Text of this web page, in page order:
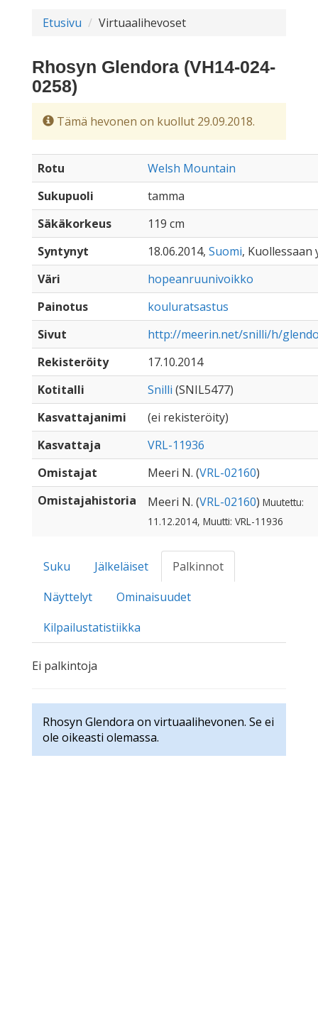
Etusivu Virtuaalihevoset
Rhosyn Glendora (VH14-024-
0258)
Tämä hevonen on kuollut 29.09.2018.
Rotu
Welsh Mountain
Sukupuoli
tamma
Säkäkorkeus
119 cm
Syntynyt
18.06.2014, Suomi, Kuollessaan
Väri
hopeanruunivoikko
Painotus
kouluratsastus
Sivut
http://meerin.net/snilli/h/
Rekisteröity
17.10.2014
Kotitalli
Snilli (SNIL5477)
Kasvattajanimi
(ei rekisteröity)
Kasvattaja
VRL-11936
Omistajat
Meeri N. (VRL-02160)
Omistajahistoria
Meeri N. (VRL-02160) Muutettu:
11.12.2014, Muutti: VRL-11936
Suku Jälkeläiset
Palkinnot
Näyttelyt
Ominaisuudet
Kilpailustatistiikka
Ei palkintoja
Rhosyn Glendora on virtuaalihevonen. Se ei
ole oikeasti olemassa.